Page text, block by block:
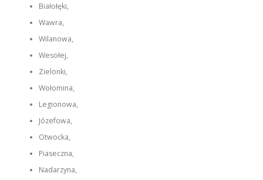
Białołęki,
Wawra,
Wilanowa,
Wesołej,
Zielonki,
Wołomina,
Legionowa,
Józefowa,
Otwocka,
Piaseczna,
Nadarzyna,